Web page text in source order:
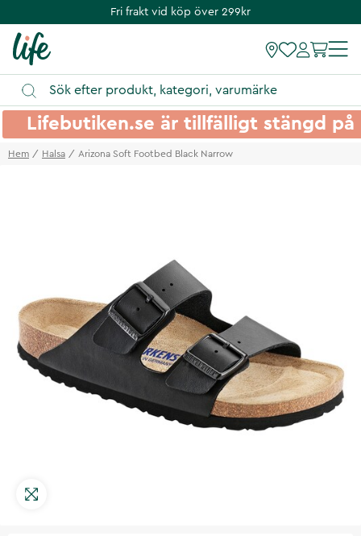
Fri frakt vid köp över 299kr
Lifebutiken.se är tillfälligt stängd
Hem Halsa Arizona Soft Footbed Black Narrow